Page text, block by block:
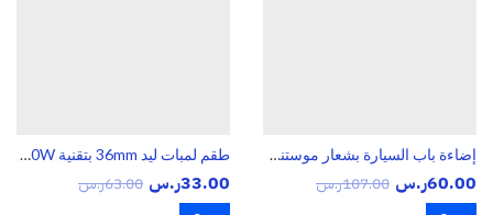
إضاءة باب السيارة بشعار موستنج LED – بروجيكتر ترحيبي عالي الوضوح
60.00ر.س 107.00ر.س
طقم لمبات ليد 36mm بتقنية CANBUS Festoon / C5W / C10W
33.00ر.س 63.00ر.س